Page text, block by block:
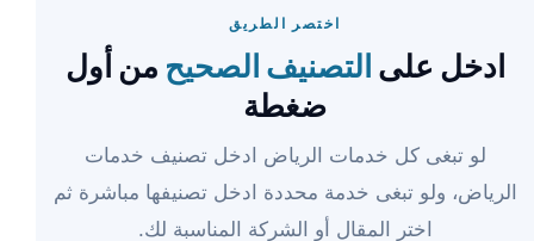
اختصر الطريق
ادخل على التصنيف الصحيح من أول
ضغطة
لو تبغى كل خدمات الرياض ادخل تصنيف خدمات
الرياض، ولو تبغى خدمة محددة ادخل تصنيفها مباشرة ثم
اختر المقال أو الشركة المناسبة لك.